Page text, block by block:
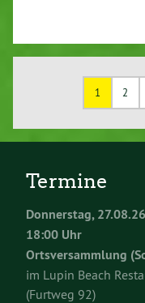
1 2
Termine
Donnerstag, 27.08.26
18:00 Uhr
Ortsversammlung
im Lupin Beach
(Furtweg 92)